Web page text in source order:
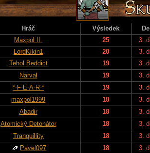
Hráč Výsledek
Maxpol II. 25
3.
LordKikin1 20
3.
Tehol Beddict 19
3.
Narval 19
3.
*-F-E-A-R-* 19
3.
maxpol1999 18
3.
Abadir 18
3.
Atomický Detonátor 18
3.
Tranquillity 18
3.
Pavel097 18 3.